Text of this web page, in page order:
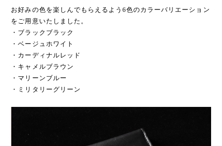
お好みの色を楽しんでもらえるよう6色のカラーバリエーション
をご用意いたしました。
・ブラックブラック
・ベージュホワイト
・カーディナルレッド
・キャメルブラウン
・マリーンブルー
・ミリタリーグリーン